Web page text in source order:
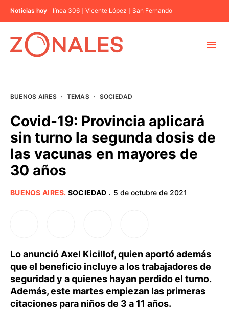
Noticias hoy línea 306 Vicente López San Fernando
BUENOS AIRES
PROVINCIAS
BUENOS AIRES · TEMAS · SOCIEDAD
Covid-19: Provincia aplicará
sin turno la segunda dosis de
las vacunas en mayores de
30 años
BUENOS AIRES. SOCIEDAD · 5 de octubre de 2021
Lo anunció Axel Kicillof, quien aportó además
que el beneficio incluye a los trabajadores de
seguridad y a quienes hayan perdido el turno.
Además, este martes empiezan las primeras
citaciones para niños de 3 a 11 años.